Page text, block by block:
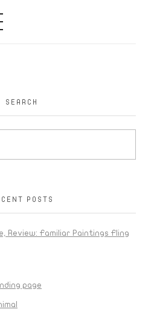
SEARCH
POSTS
Review: Familiar Paintings Fling
page